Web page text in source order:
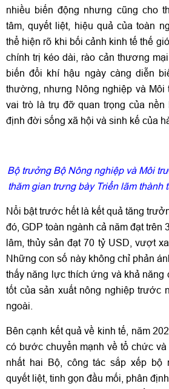
nhiều biến động nhưng cũng cho
tâm, quyết liệt, hiệu quả của toàn
thể hiện rõ khi bối cảnh kinh tế thế
chính trị kéo dài, rào cản thương
biến đổi khí hậu ngày càng diễn
thường, nhưng Nông nghiệp và
vai trò là trụ đỡ quan trọng của nền
định đời sống xã hội và sinh kế của
Bộ trưởng Bộ Nông nghiệp và Môi
thăm gian trưng bày Triển lãm thành
Nổi bật trước hết là kết quả tăng
đó, GDP toàn ngành cả năm đạt trên
lâm, thủy sản đạt 70 tỷ USD, vượt
Những con số này không chỉ phản
thấy năng lực thích ứng và khả năng
tốt của sản xuất nông nghiệp trước
ngoài.
Bên cạnh kết quả về kinh tế, năm
có bước chuyển mạnh về tổ chức
nhất hai Bộ, công tác sắp xếp bộ
quyết liệt, tinh gọn đầu mối, phân